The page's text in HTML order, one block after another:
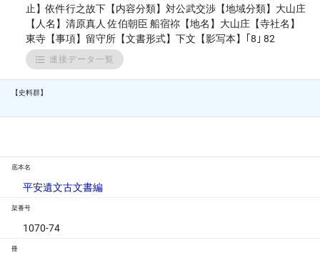
止】依件行之故下【内容分類】対公武交渉【地域分類】大山庄
【人名】清原真人 佐伯朝臣 船宿祢【地名】大山庄【寺社名】
東寺【事項】留守所【文書形式】下文【影写本】｢8｣ 82
連接データ一覧
【史料群】
底本名
平安遺文古文書編
架番号
1070-74
冊